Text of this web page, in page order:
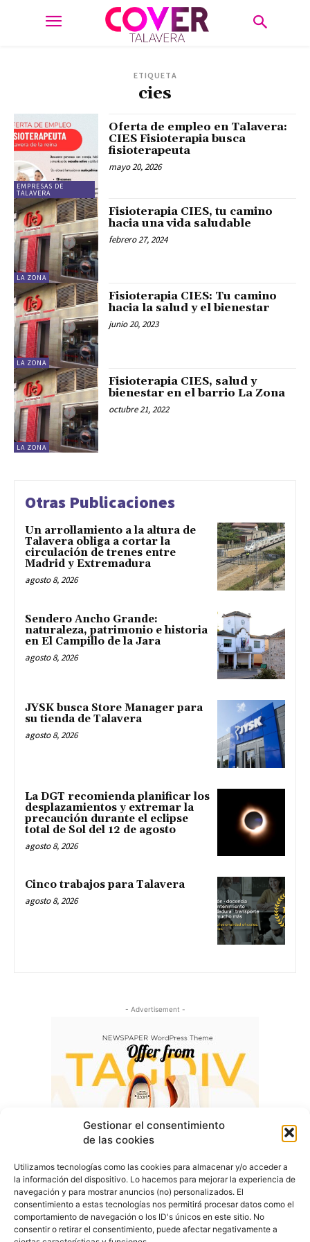
Gestionar el consentimiento
de las cookies
Utilizamos tecnologías como las cookies para almacenar y/o acceder a
la información del dispositivo. Lo hacemos para mejorar la experiencia de
navegación y para mostrar anuncios (no) personalizados. El
consentimiento a estas tecnologías nos permitirá procesar datos como el
comportamiento de navegación o los ID's únicos en este sitio. No
consentir o retirar el consentimiento, puede afectar negativamente a
ETIQUETA
cies
EMPRESAS DE
TALAVERA
Oferta de empleo en Talavera:
CIES Fisioterapia busca
fisioterapeuta
mayo 20, 2026
LA ZONA
Fisioterapia CIES, tu camino
hacia una vida saludable
febrero 27, 2024
LA ZONA
Fisioterapia CIES: Tu camino
hacia la salud y el bienestar
junio 20, 2023
LA ZONA
Fisioterapia CIES, salud y
bienestar en el barrio La Zona
octubre 21, 2022
Otras Publicaciones
Un arrollamiento a la altura de
Talavera obliga a cortar la
circulación de trenes entre
Madrid y Extremadura
agosto 8, 2026
Sendero Ancho Grande:
naturaleza, patrimonio e historia
en El Campillo de la Jara
agosto 8, 2026
JYSK busca Store Manager para
su tienda de Talavera
agosto 8, 2026
La DGT recomienda planificar los
desplazamientos y extremar la
precaución durante el eclipse
total de Sol del 12 de agosto
agosto 8, 2026
Cinco trabajos para Talavera
agosto 8, 2026
- Advertisement -